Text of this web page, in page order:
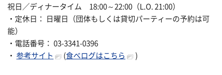
祝日／ディナータイム 18:00～22:00（L.O. 21:00）
・定休日： 日曜日（団体もしくは貸切パーティーの予約は可
能）
・電話番号： 03-3341-0396
・ 参考サイト (食べログはこちら )